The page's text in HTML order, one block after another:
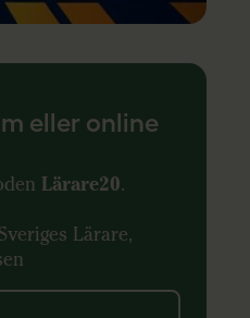
eller online
Lärare20.
Lärare,